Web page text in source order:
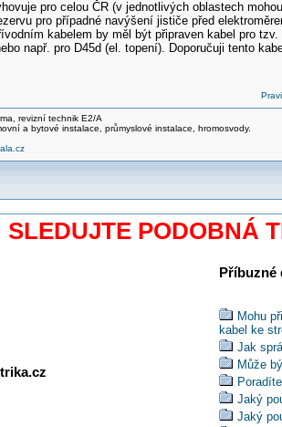
pro celou ČR (v jednotlivých oblastech
pro případné navýšení jističe před
kabelem by měl být připraven kabel pro
např. pro D45d (el. topení). Doporučuji tento
revizní technik E2/A
a bytové instalace, průmyslové instalace, hromosvody.
SLEDUJTE PODOBNÁ
Příbuzné
Mohu
kabel ke
Jak
Může
Jaký
Jaký